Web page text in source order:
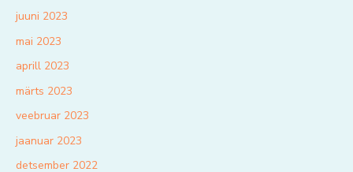
juuni 2023
mai 2023
aprill 2023
märts 2023
veebruar 2023
jaanuar 2023
detsember 2022